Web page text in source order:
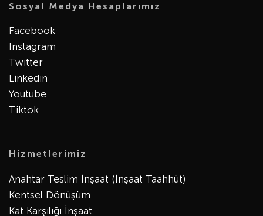
Sosyal Medya Hesaplarımız
Facebook
Instagram
Twitter
Linkedin
Youtube
Tiktok
Hizmetlerimiz
Anahtar Teslim İnşaat (İnşaat Taahhüt)
Kentsel Dönüşüm
Kat Karşılığı İnşaat